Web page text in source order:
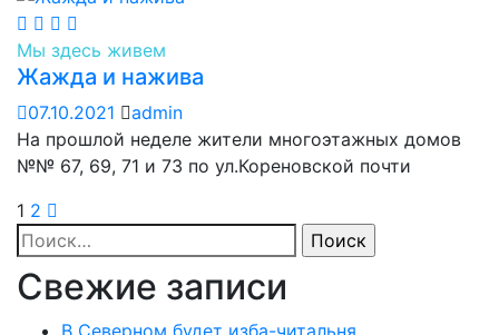
Мы здесь живем
Жажда и нажива
07.10.2021
admin
На прошлой неделе жители многоэтажных домов
№№ 67, 69, 71 и 73 по ул.Кореновской почти
1 2
Найти:
Свежие записи
В Северном будет изба-читальня